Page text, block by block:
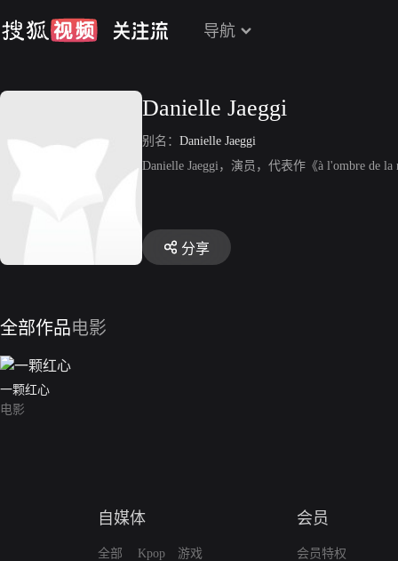
导航
Danielle Jaeggi
别名： Danielle Jaeggi
Danielle Jaeggi，演员，代表作《à l'ombre de la
分享
全部作品电影
一颗红心
电影
自媒体
全部
Kpop
游戏
会员
会员特权